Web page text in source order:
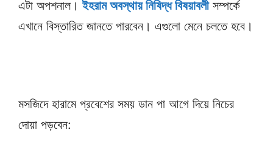
এটা অপশনাল।ইহরাম অবস্থায় নিষিদ্ধ বিষয়াবলীসম্পর্কে
এখানে বিস্তারিত জানতে পারবেন। এগুলো মেনে চলতে হবে।
মসজিদে হারামে প্রবেশের সময় ডান পা আগে দিয়ে নিচের
দোয়া পড়বেন: